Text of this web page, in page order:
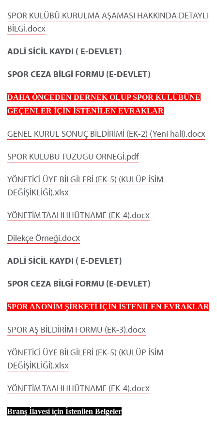
SPOR KULÜBÜ KURULMA AŞAMASI HAKKINDA DETAYLI
BİLGİ.docx
ADLİ SİCİL KAYDI ( E-DEVLET)
SPOR CEZA BİLGİ FORMU (E-DEVLET)
DAHA ÖNCEDEN DERNEK OLUP SPOR KULÜBÜNE
GEÇENLER İÇİN İSTENİLEN EVRAKLAR
GENEL KURUL SONUÇ BİLDİRİMİ (EK-2) (Yeni hali).docx
SPOR KULUBU TUZUGU ORNEGİ.pdf
YÖNETİCİ ÜYE BİLGİLERİ (EK-5) (KULÜP İSİM
DEĞİŞİKLİĞİ).xlsx
YÖNETİM TAAHHHÜTNAME (EK-4).docx
Dilekçe Örneği.docx
ADLİ SİCİL KAYDI ( E-DEVLET)
SPOR CEZA BİLGİ FORMU (E-DEVLET)
SPOR ANONİM ŞİRKETİ İÇİN İSTENİLEN EVRAKLAR
SPOR AŞ BİLDİRİM FORMU (EK-3).docx
YÖNETİCİ ÜYE BİLGİLERİ (EK-5) (KULÜP İSİM
DEĞİŞİKLİĞİ).xlsx
YÖNETİM TAAHHHÜTNAME (EK-4).docx
Branş İlavesi için İstenilen Belgeler